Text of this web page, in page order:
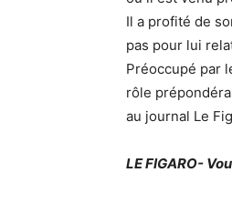
Il a profité de
pas pour lui
Préoccupé par
rôle
au journal Le
LE FIGARO-